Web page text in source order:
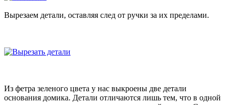
Вырезаем детали, оставляя след от ручки за их пределами.
Из фетра зеленого цвета у нас выкроены две детали
основания домика. Детали отличаются лишь тем, что в одной